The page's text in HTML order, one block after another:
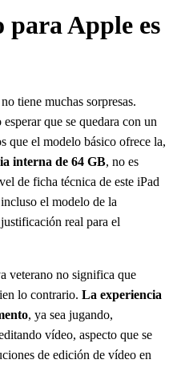
para Apple es
tiene muchas sorpresas.
que se quedara con un
que el modelo básico ofrece la,
interna de 64 GB, no es
de ficha técnica de este iPad
el modelo de la
real para el
veterano no significa que
lo contrario. La experiencia
, ya sea jugando,
vídeo, aspecto que se
de edición de vídeo en